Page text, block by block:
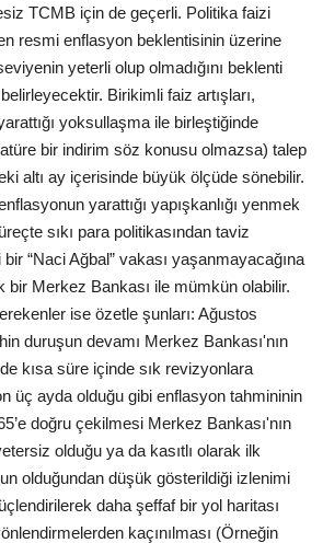
TCMB için de geçerli. Politika faizi
resmi enflasyon beklentisinin üzerine
yeterli olup olmadığını beklenti
Birikimli faiz artışları,
yoksullaşma ile birleştiğinde
bir indirim söz konusu olmazsa) talep
altı ay içerisinde büyük ölçüde sönebilir.
yarattığı yapışkanlığı yenmek
sıkı para politikasından taviz
“Naci Ağbal” vakası yaşanmayacağına
bir Merkez Bankası ile mümkün olabilir.
ise özetle şunları: Ağustos
duruşun devamı Merkez Bankası'nın
kısa süre içinde sık revizyonlara
üç ayda olduğu gibi enflasyon tahmininin
doğru çekilmesi Merkez Bankası'nın
olduğu ya da kasıtlı olarak ilk
olduğundan düşük gösterildiği izlenimi
daha şeffaf bir yol haritası
kaçınılması (Örneğin